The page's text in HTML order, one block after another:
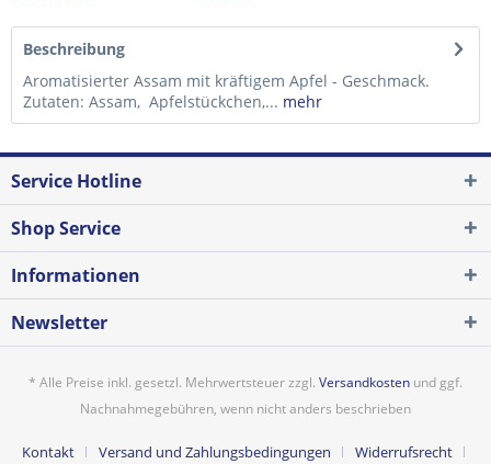
Beschreibung
Aromatisierter Assam mit kräftigem Apfel - Geschmack.
Zutaten: Assam, Apfelstückchen,... mehr
Service Hotline
Shop Service
Informationen
Newsletter
* Alle Preise inkl. gesetzl. Mehrwertsteuer zzgl. Versandkosten und ggf.
Nachnahmegebühren, wenn nicht anders beschrieben
Kontakt Versand und Zahlungsbedingungen Widerrufsrecht